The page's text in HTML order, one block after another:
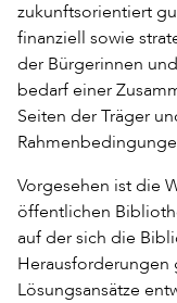
zukunftsorientiert
finanziell sowie
der Bürgerinnen
bedarf einer
Seiten der Träger
Vorgesehen ist die
öffentlichen
auf der sich die
Herausforderungen
Lösungsansätze